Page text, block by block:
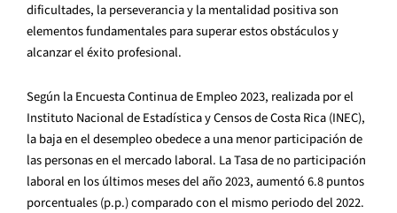
dificultades, la perseverancia y la mentalidad positiva son
elementos fundamentales para superar estos obstáculos y
alcanzar el éxito profesional.
Según la Encuesta Continua de Empleo 2023, realizada por el
Instituto Nacional de Estadística y Censos de Costa Rica (INEC),
la baja en el desempleo obedece a una menor participación de
las personas en el mercado laboral. La Tasa de no participación
laboral en los últimos meses del año 2023, aumentó 6.8 puntos
porcentuales (p.p.) comparado con el mismo periodo del 2022.